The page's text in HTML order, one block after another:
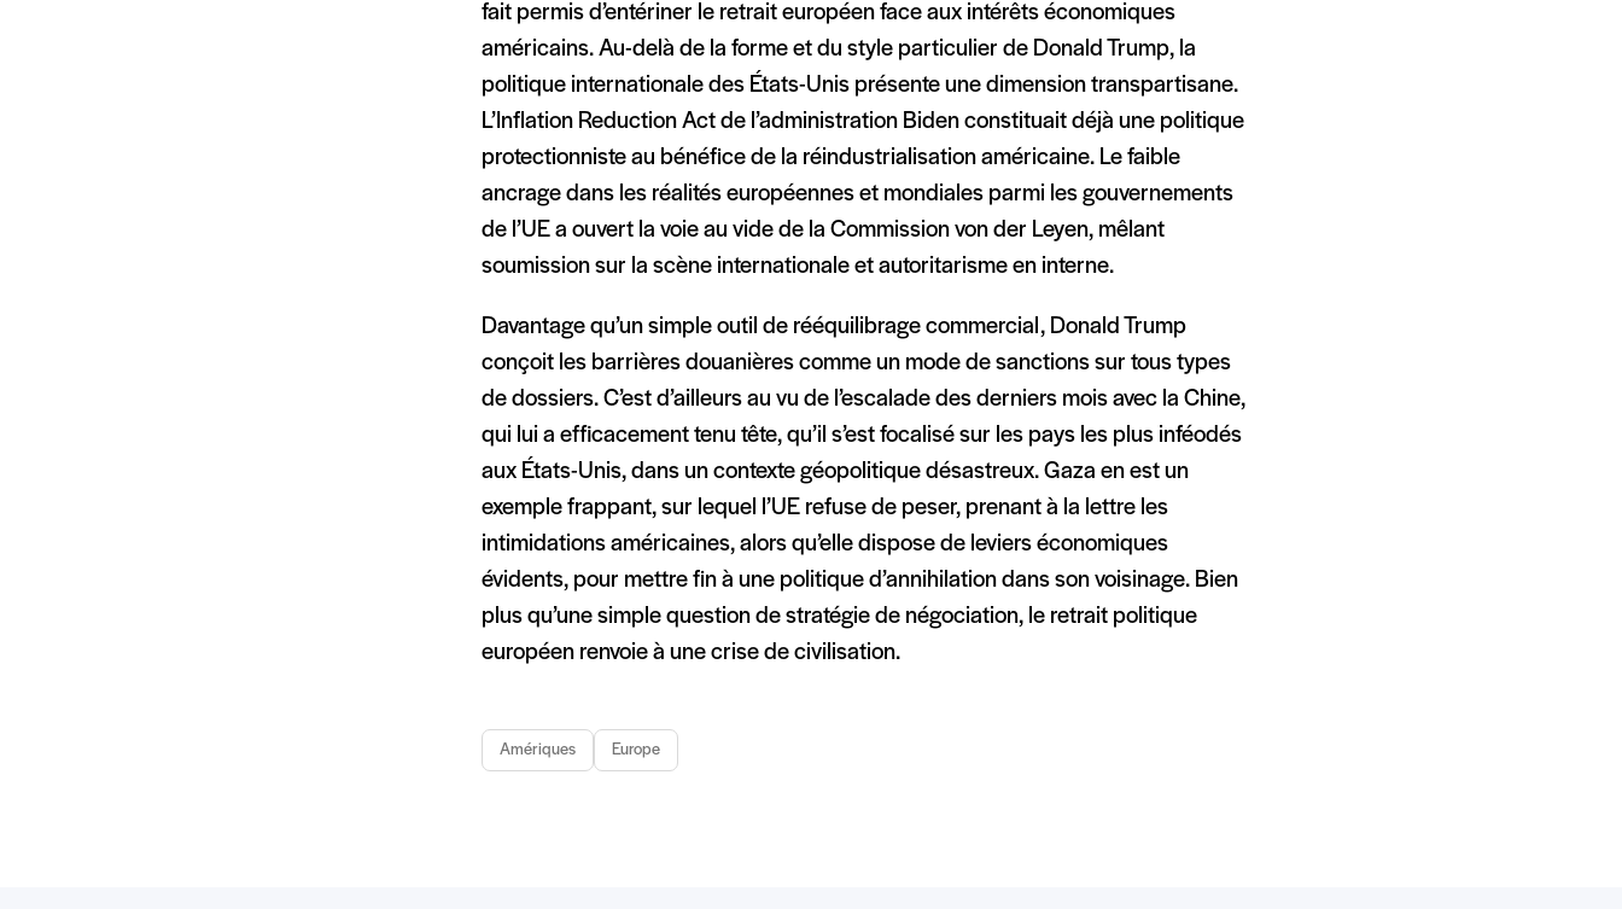
fait permis d’entériner le retrait européen face aux intérêts économiques
américains. Au-delà de la forme et du style particulier de Donald Trump, la
politique internationale des États-Unis présente une dimension transpartisane.
L’Inflation Reduction Act de l’administration Biden constituait déjà une politique
protectionniste au bénéfice de la réindustrialisation américaine. Le faible
ancrage dans les réalités européennes et mondiales parmi les gouvernements
de l’UE a ouvert la voie au vide de la Commission von der Leyen, mêlant
soumission sur la scène internationale et autoritarisme en interne.
Davantage qu’un simple outil de rééquilibrage commercial, Donald Trump
conçoit les barrières douanières comme un mode de sanctions sur tous types
de dossiers. C’est d’ailleurs au vu de l’escalade des derniers mois avec la Chine,
qui lui a efficacement tenu tête, qu’il s’est focalisé sur les pays les plus inféodés
aux États-Unis, dans un contexte géopolitique désastreux. Gaza en est un
exemple frappant, sur lequel l’UE refuse de peser, prenant à la lettre les
intimidations américaines, alors qu’elle dispose de leviers économiques
évidents, pour mettre fin à une politique d’annihilation dans son voisinage. Bien
plus qu’une simple question de stratégie de négociation, le retrait politique
européen renvoie à une crise de civilisation.
Amériques Europe